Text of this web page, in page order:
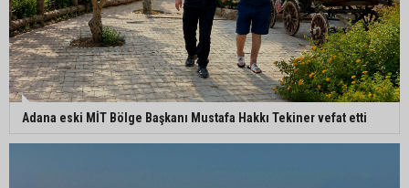
Adana eski MİT Bölge Başkanı Mustafa Hakkı Tekiner vefat etti